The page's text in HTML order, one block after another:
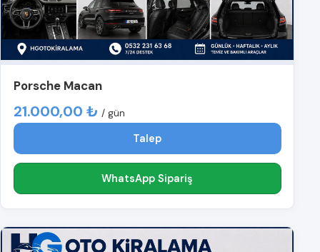
Porsche Macan
21.000,00 ₺ / gün
Talep
WhatsApp Sipariş